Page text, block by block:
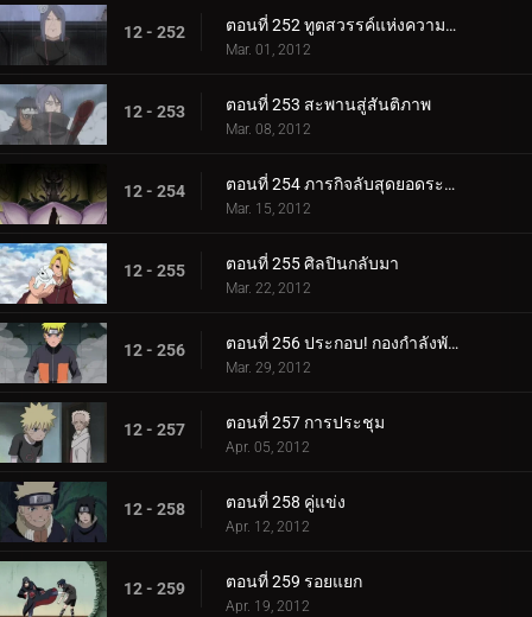
12 - 252 ตอนที่ 252 ทูตสวรรค์แห่งความตาย
Mar. 01, 2012
12 - 253 ตอนที่ 253 สะพานสู่สันติภาพ
Mar. 08, 2012
12 - 254 ตอนที่ 254 ภารกิจลับสุดยอดระดับ S
Mar. 15, 2012
12 - 255 ตอนที่ 255 ศิลปินกลับมา
Mar. 22, 2012
12 - 256 ตอนที่ 256 ประกอบ! กองกำลังพันธมิตรชิโนบิ!
Mar. 29, 2012
12 - 257 ตอนที่ 257 การประชุม
Apr. 05, 2012
12 - 258 ตอนที่ 258 คู่แข่ง
Apr. 12, 2012
12 - 259 ตอนที่ 259 รอยแยก
Apr. 19, 2012